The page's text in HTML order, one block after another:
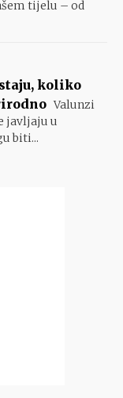
tijelu – od
koliko
Valunzi
javljaju u
biti...